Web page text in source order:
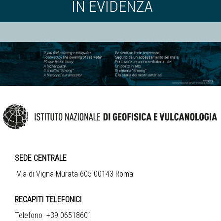
IN EVIDENZA
SEDE CENTRALE
Via di Vigna Murata 605 00143 Roma
RECAPITI TELEFONICI
Telefono +39 06518601